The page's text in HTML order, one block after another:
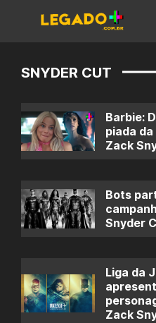
SNYDER CUT
Barbie:
piada
Zack
Bots
Snyder
Liga da
Zack